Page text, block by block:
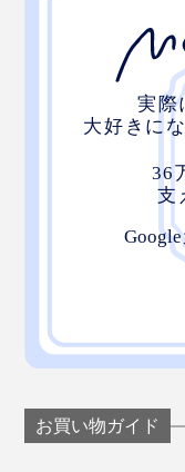
お買い物ガイド